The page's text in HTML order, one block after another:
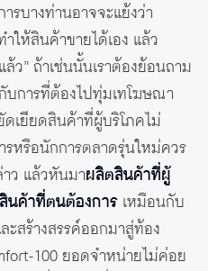
รบางท่านอาจจะแย้งว่า
ให้สินค้าขายได้เอง แล้ว
” ถ้าเช่นนั้นเราต้องย้อนถาม
บการที่ต้องไปทุ่มเทโฆษณา
เยียดสินค้าที่ผู้บริโภคไม่
รหรือนักการตลาดรุ่นใหม่ควร
ว แล้วหันมาผลิตสินค้าที่ผู้
นค้าที่ตนต้องการ เหมือนกับ
ร้างสรรค์ออกมาสู่ท้อง
100 ยอดจำหน่ายไม่ค่อย